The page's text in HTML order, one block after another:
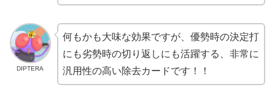
DIPTERA
何もかも大味な効果ですが、優勢時の決定打
にも劣勢時の切り返しにも活躍する、非常に
汎用性の高い除去カードです！！